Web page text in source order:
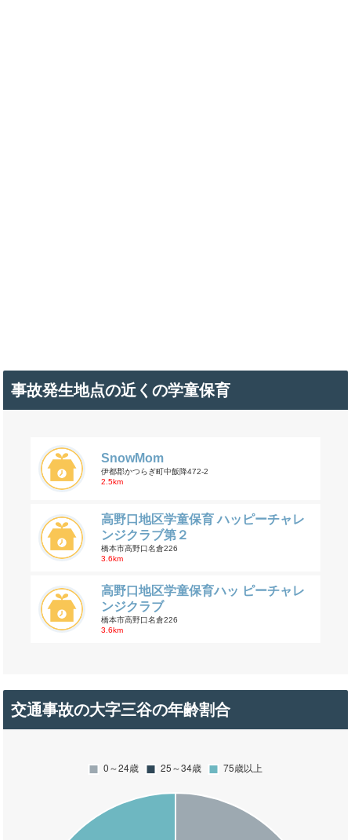
事故発生地点の近くの学童保育
SnowMom
伊都郡かつらぎ町中飯降472-2
2.5km
高野口地区学童保育 ハッピーチャレ
ンジクラブ第２
橋本市高野口名倉226
3.6km
高野口地区学童保育ハッ ピーチャレ
ンジクラブ
橋本市高野口名倉226
3.6km
交通事故の大字三谷の年齢割合